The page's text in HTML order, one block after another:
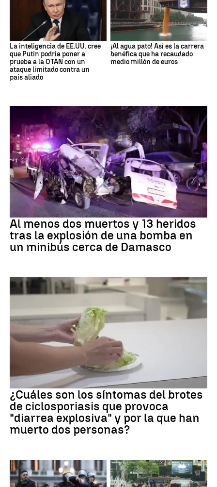
La inteligencia de EE.UU. cree
que Putin podría poner a
prueba a la OTAN con un
ataque limitado contra un
país aliado
¡Al agua pato! Así es la carrera
benéfica que ha recaudado
medio millón de euros
Al menos dos muertos y 13 heridos
tras la explosión de una bomba en
un minibús cerca de Damasco
Brote
¿Cuáles son los síntomas del brotes
de ciclosporiasis que provoca
"diarrea explosiva" y por la que han
muerto dos personas?